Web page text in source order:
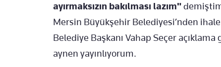
ayırmaksızın bakılması lazım"
Mersin Büyükşehir Belediyesi’nden
Belediye Başkanı Vahap Seçer
aynen yayınlıyorum.